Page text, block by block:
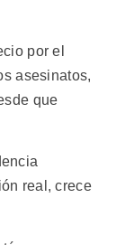
por el
asesinatos,
que
real, crece